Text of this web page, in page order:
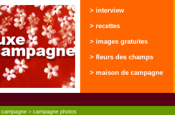
> interview
> recettes
> images gratuites
> fleurs des champs
> maison de campagne
campagne > campagne photos